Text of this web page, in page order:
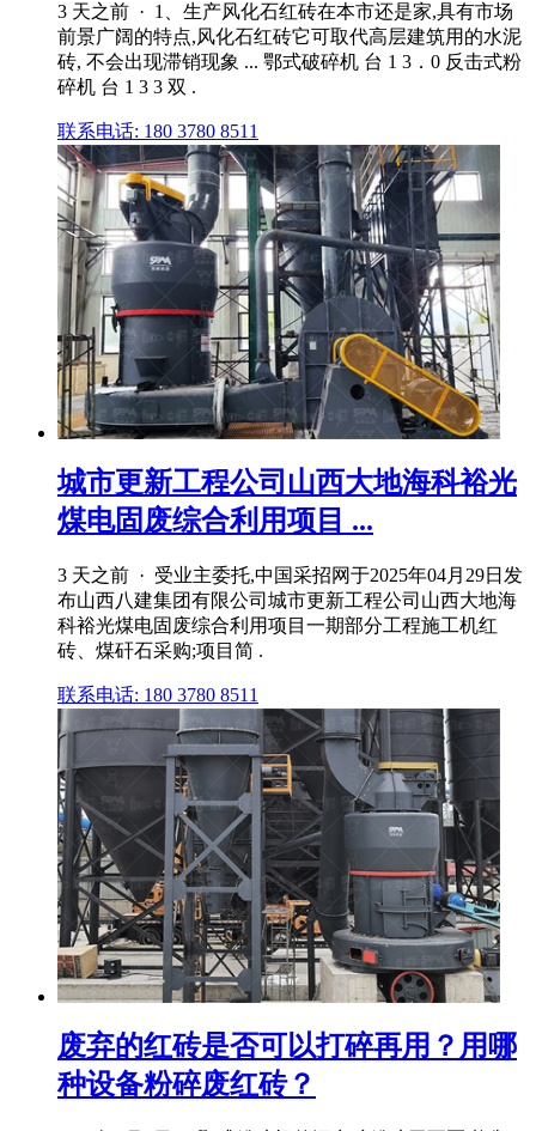
3 天之前 · 1、生产风化石红砖在本市还是家,具有市场
前景广阔的特点,风化石红砖它可取代高层建筑用的水泥
砖, 不会出现滞销现象 ... 鄂式破碎机 台 1 3．0 反击式粉
碎机 台 1 3 3 双 .
联系电话: 180 3780 8511
城市更新工程公司山西大地海科裕光
煤电固废综合利用项目 ...
3 天之前 · 受业主委托,中国采招网于2025年04月29日发
布山西八建集团有限公司城市更新工程公司山西大地海
科裕光煤电固废综合利用项目一期部分工程施工机红
砖、煤矸石采购;项目简 .
联系电话: 180 3780 8511
废弃的红砖是否可以打碎再用？用哪
种设备粉碎废红砖？